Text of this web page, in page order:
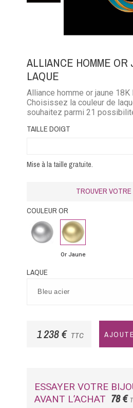
ALLIANCE HOMME OR
LAQUE
Alliance homme or jaune 18K
Choisissez la couleur de
souhaitez parmi 21
TAILLE DOIGT
Mise à la taille gratuite.
TROUVER
COULEUR OR
Or
Blanc
Or
Jaune
Or Jaune
LAQUE
1 238 € TTC
ESSAYER VOTRE
AVANT L’ACHAT 78 €